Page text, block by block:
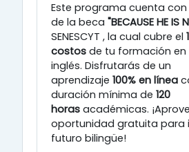
Este programa cuenta
de la beca "BECAUSE HE IS
SENESCYT , la cual cubre el
costos de tu formación en
inglés. Disfrutarás de un
aprendizaje 100% en línea
duración mínima de 120
horas académicas.
oportunidad gratuita para
futuro bilingüe!